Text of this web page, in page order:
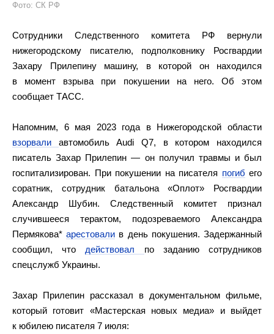
Фото: СК РФ
Сотрудники Следственного комитета РФ вернули
нижегородскому писателю, подполковнику Росгвардии
Захару Прилепину машину, в которой он находился
в момент взрыва при покушении на него. Об этом
сообщает ТАСС.
Напомним, 6 мая 2023 года в Нижегородской области
взорвали автомобиль Audi Q7, в котором находился
писатель Захар Прилепин — он получил травмы и был
госпитализирован. При покушении на писателя погиб его
соратник, сотрудник батальона «Оплот» Росгвардии
Александр Шубин. Следственный комитет признал
случившееся терактом, подозреваемого Александра
Пермякова*арестовали в день покушения. Задержанный
сообщил, что действовал по заданию сотрудников
спецслужб Украины.
Захар Прилепин рассказал в документальном фильме,
который готовит «Мастерская новых медиа» и выйдет
к юбилею писателя 7 июля: